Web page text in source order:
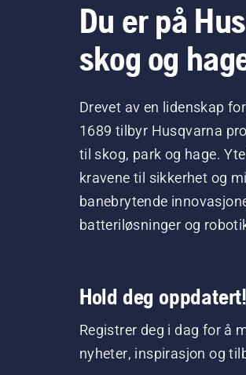
Du er på
skog og
Drevet av en lidenskap
1689 tilbyr Husqvarna
til skog, park og hage.
kravene til sikkerhet og
banebrytende
batteriløsninger og
Hold deg oppdatert!
Registrer deg i dag for å
nyheter, inspirasjon og